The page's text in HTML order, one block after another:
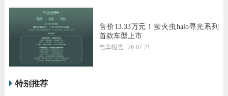
售价13.33万元！萤火虫halo寻光系列
首款车型上市
电车报告 26-07-21
特别推荐